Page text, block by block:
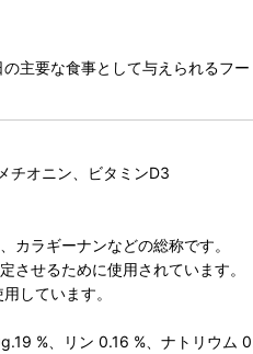
主要な食事として与えられるフー
チオニン、ビタミンD3
カラギーナンなどの総称です。
させるために使用されています。
しています。
%、リン 0.16 %、ナトリウム